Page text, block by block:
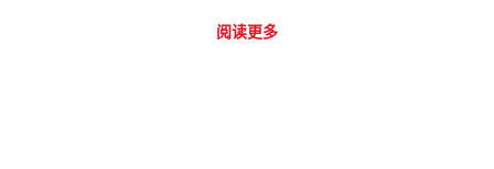
阅读更多